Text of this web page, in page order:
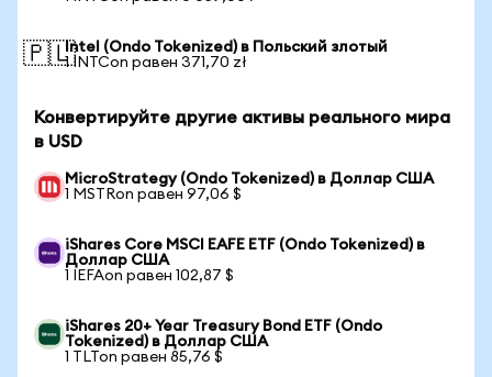
🇵🇱Intel (Ondo Tokenized) в Польский злотый
1 INTCon равен 371,70 zł
Конвертируйте другие активы реального мира
в USD
MicroStrategy (Ondo Tokenized) в Доллар США
1 MSTRon равен 97,06 $
iShares Core MSCI EAFE ETF (Ondo Tokenized) в
Доллар США
1 IEFAon равен 102,87 $
iShares 20+ Year Treasury Bond ETF (Ondo
Tokenized) в Доллар США
1 TLTon равен 85,76 $